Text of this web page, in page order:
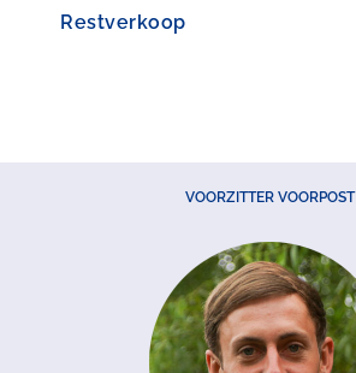
Restverkoop
VOORZITTER VOORPOST